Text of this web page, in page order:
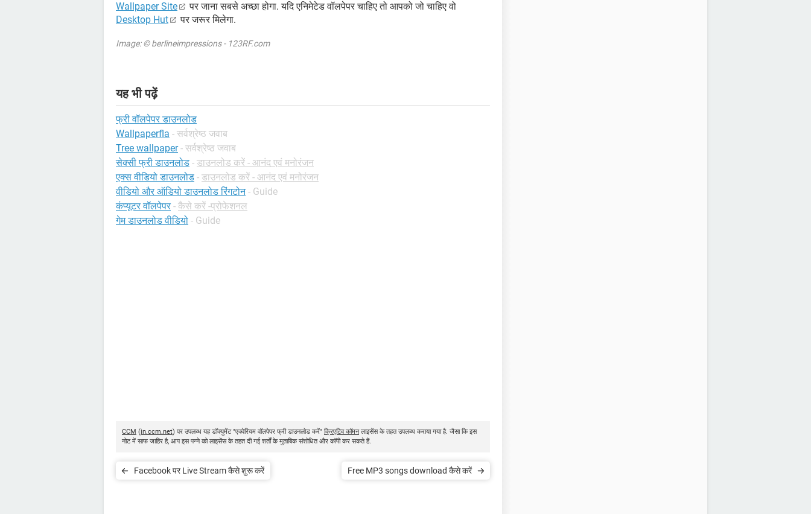
Wallpaper Site
पर जाना सबसे अच्छा होगा. यदि एनिमेटेड वॉलपेपर चाहिए तो आपको जो चाहिए वो
Desktop Hut
पर जरूर मिलेगा.
Image: © berlineimpressions - 123RF.com
यह भी पढ़ें
फ्री वॉलपेपर डाउनलोड
Wallpaperfla - सर्वश्रेष्ठ जवाब
Tree wallpaper - सर्वश्रेष्ठ जवाब
सेक्सी फ्री डाउनलोड - डाउनलोड करें - आनंद एवं मनोरंजन
एक्स वीडियो डाउनलोड - डाउनलोड करें - आनंद एवं मनोरंजन
वीडियो और ऑडियो डाउनलोड रिंगटोन - Guide
कंप्यूटर वॉलपेपर - कैसे करें -प्रोफेशनल
गेम डाउनलोड वीडियो - Guide
CCM (in.ccm.net) पर उपलब्ध यह डॉक्युमेंट "एक्वेरियम वॉलपेपर फ्री डाउनलोड करें" क्रिएटिव कॉमनलाइसेंस के तहत उपलब्ध कराया गया है. जैसा कि इस
नोट में साफ जाहिर है, आप इस पन्ने को लाइसेंस के तहत दी गई शर्तों के मुताबिक संशोधित और कॉपी कर सकते हैं.
Facebook पर Live Stream कैसे शुरू करें Free MP3 songs download कैसे करें